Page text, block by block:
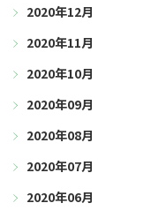
2020年12月
2020年11月
2020年10月
2020年09月
2020年08月
2020年07月
2020年06月